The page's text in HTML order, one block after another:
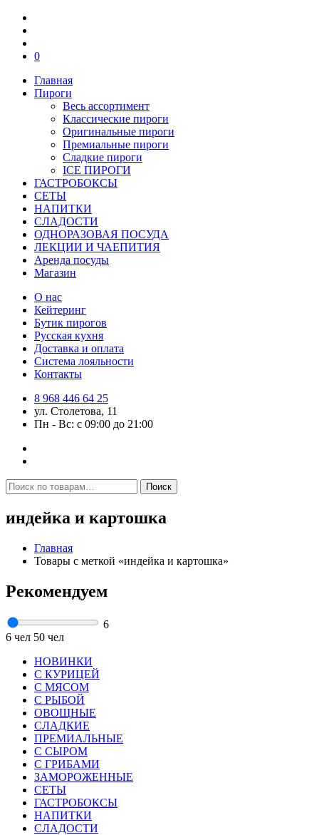
0
Главная
Пироги
Весь ассортимент
Классические пироги
Оригинальные пироги
Премиальные пироги
Сладкие пироги
ICE ПИРОГИ
ГАСТРОБОКСЫ
СЕТЫ
НАПИТКИ
СЛАДОСТИ
ОДНОРАЗОВАЯ ПОСУДА
ЛЕКЦИИ И ЧАЕПИТИЯ
Аренда посуды
Магазин
О нас
Кейтеринг
Бутик пирогов
Русская кухня
Доставка и оплата
Система лояльности
Контакты
8 968 446 64 25
ул. Столетова, 11
Пн - Вс: с 09:00 до 21:00
Искать: Поиск
индейка и картошка
Главная
Товары с меткой «индейка и картошка»
Рекомендуем
6
6 чел 50 чел
НОВИНКИ
С КУРИЦЕЙ
С МЯСОМ
С РЫБОЙ
ОВОЩНЫЕ
СЛАДКИЕ
ПРЕМИАЛЬНЫЕ
С СЫРОМ
С ГРИБАМИ
ЗАМОРОЖЕННЫЕ
СЕТЫ
ГАСТРОБОКСЫ
НАПИТКИ
СЛАДОСТИ